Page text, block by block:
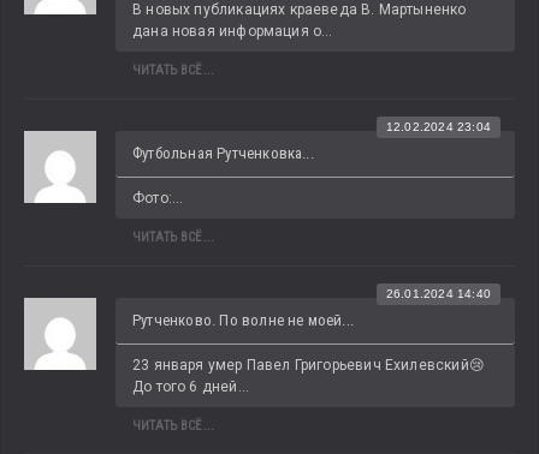
В новых публикациях краеведа В. Мартыненко
дана новая информация о...
ЧИТАТЬ ВСЁ...
Футбольная Рутченковка...
12.02.2024 23:04
Фото:...
ЧИТАТЬ ВСЁ...
Рутченково. По волне не моей...
26.01.2024 14:40
23 января умер Павел Григорьевич Ехилевский😢
До того 6 дней...
ЧИТАТЬ ВСЁ...